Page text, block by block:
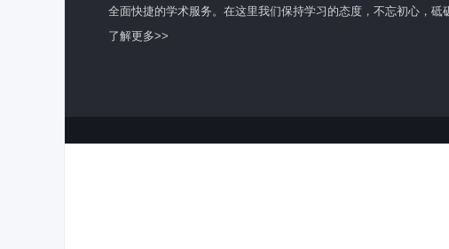
全面快捷的学术服务。在这里我们保持学习的态度，不忘初心，砥
了解更多>>